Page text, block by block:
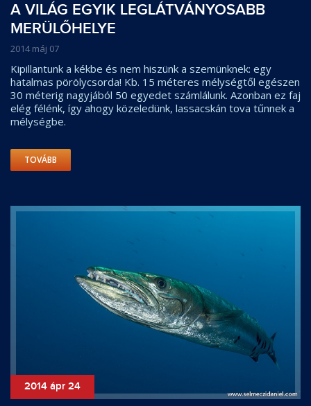
A VILÁG EGYIK LEGLÁTVÁNYOSABB
MERÜLŐHELYE
2014 máj 07
Kipillantunk a kékbe és nem hiszünk a szemünknek: egy
hatalmas pörölycsorda! Kb. 15 méteres mélységtől egészen
30 méterig nagyjából 50 egyedet számlálunk. Azonban ez faj
elég félénk, így ahogy közeledünk, lassacskán tova tűnnek a
mélységbe.
TOVÁBB
2014 ápr 24